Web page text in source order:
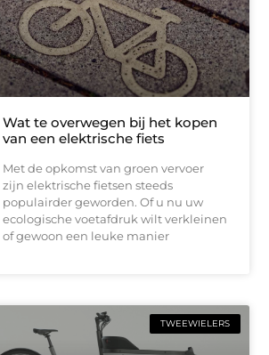
Wat te overwegen bij het kopen
van een elektrische fiets
Met de opkomst van groen vervoer
zijn elektrische fietsen steeds
populairder geworden. Of u nu uw
ecologische voetafdruk wilt verkleinen
of gewoon een leuke manier
TWEEWIELERS